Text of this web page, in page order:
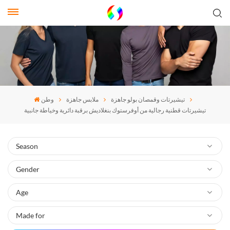
وطن ملابس جاهزة
تيشيرتات وقمصان بولو جاهزة
تيشيرتات قطنية رجالية من أوفرستوك بنغلاديش برقبة دائرية وخياطة جانبية